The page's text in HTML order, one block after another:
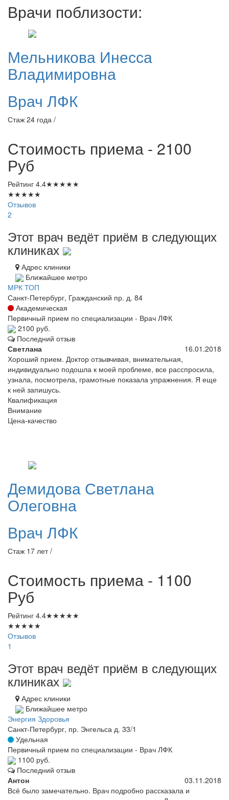
Врачи поблизости:
Мельникова Инесса
Владимировна
Врач ЛФК
Стаж 24 года /
Стоимость приема - 2100
Руб
Рейтинг 4.4★★★★★
★★★★★
Отзывов
2
Этот врач ведёт приём в следующих
клиниках
Адрес клиники
Ближайшее метро
МРК ТОП
Санкт-Петербург, Гражданский пр. д. 84
Академическая
Первичный прием по специализации - Врач ЛФК
2100 руб.
Последний отзыв
Светлана
16.01.2018
Хороший прием. Доктор отзывчивая, внимательная,
индивидуально подошла к моей проблеме, все расспросила,
узнала, посмотрела, грамотные показала упражнения. Я еще
к ней запишусь.
Квалификация
Внимание
Цена-качество
Демидова Светлана
Олеговна
Врач ЛФК
Стаж 17 лет /
Стоимость приема - 1100
Руб
Рейтинг 4.4★★★★★
★★★★★
Отзывов
1
Этот врач ведёт приём в следующих
клиниках
Адрес клиники
Ближайшее метро
Энергия Здоровья
Санкт-Петербург, пр. Энгельса д. 33/1
Удельная
Первичный прием по специализации - Врач ЛФК
1100 руб.
Последний отзыв
Антон
03.11.2018
Всё было замечательно. Врач подробно рассказала и